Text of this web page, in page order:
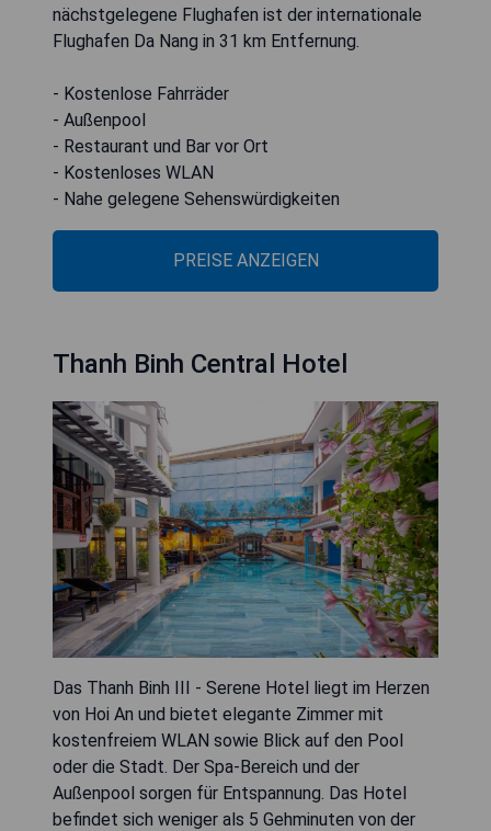
nächstgelegene Flughafen ist der internationale
Flughafen Da Nang in 31 km Entfernung.
- Kostenlose Fahrräder
- Außenpool
- Restaurant und Bar vor Ort
- Kostenloses WLAN
- Nahe gelegene Sehenswürdigkeiten
PREISE ANZEIGEN
Thanh Binh Central Hotel
Das Thanh Binh III - Serene Hotel liegt im Herzen
von Hoi An und bietet elegante Zimmer mit
kostenfreiem WLAN sowie Blick auf den Pool
oder die Stadt. Der Spa-Bereich und der
Außenpool sorgen für Entspannung. Das Hotel
befindet sich weniger als 5 Gehminuten von der